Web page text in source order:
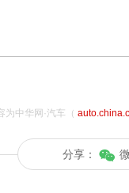
为中华网·汽车（
分享：